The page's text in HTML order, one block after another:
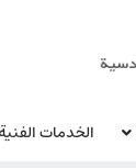
الخدمات